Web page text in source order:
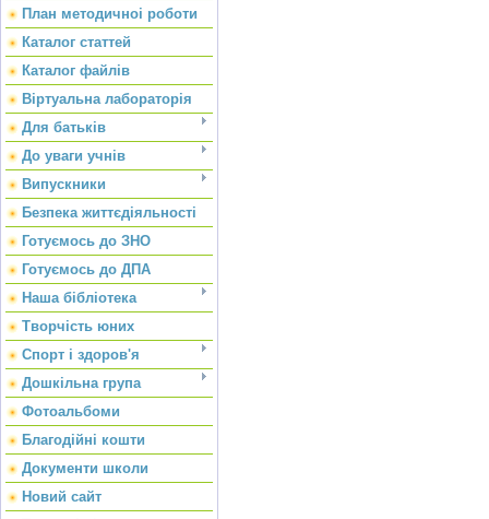
План методичноі роботи
Каталог статтей
Каталог файлів
Віртуальна лабораторія
Для батьків
До уваги учнів
Випускники
Безпека життєдіяльності
Готуємось до ЗНО
Готуємось до ДПА
Наша бібліотека
Творчість юних
Спорт і здоров'я
Дошкільна група
Фотоальбоми
Благодійні кошти
Документи школи
Новий сайт